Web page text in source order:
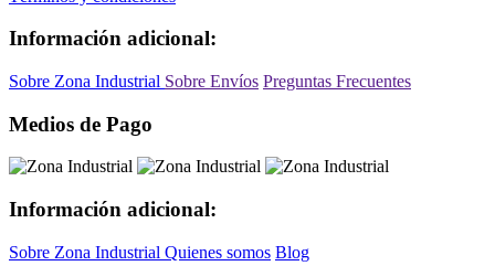
Información adicional:
Sobre Zona Industrial Sobre Envíos Preguntas Frecuentes
Medios de Pago
Información adicional:
Sobre Zona Industrial Quienes somos Blog